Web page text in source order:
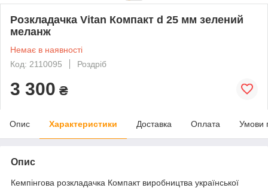
Розкладачка Vitan Компакт d 25 мм зелений
меланж
Немає в наявності
Код: 2110095
Роздріб
3 300 ₴
Опис Характеристики Доставка Оплата Умови
Опис
Кемпінгова розкладачка Компакт виробництва української